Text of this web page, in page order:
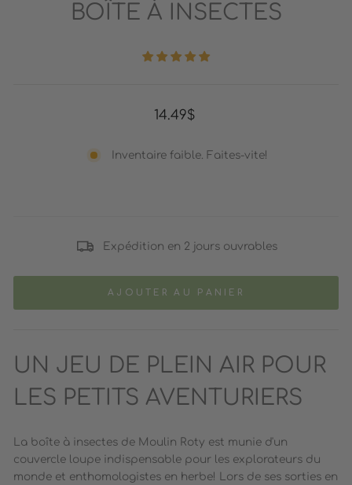
BOÎTE À INSECTES
Prix
14.49$
Inventaire faible. Faites-vite!
Expédition en 2 jours ouvrables
AJOUTER AU PANIER
UN JEU DE PLEIN AIR POUR
LES PETITS AVENTURIERS
La boîte à insectes de Moulin Roty est munie d'un
couvercle loupe indispensable pour les explorateurs du
monde et enthomologistes en herbe! Lors de ses sorties en